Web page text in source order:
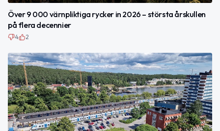
Över 9 000 värnpliktiga rycker in 2026 – största årskullen
på flera decennier
4 2